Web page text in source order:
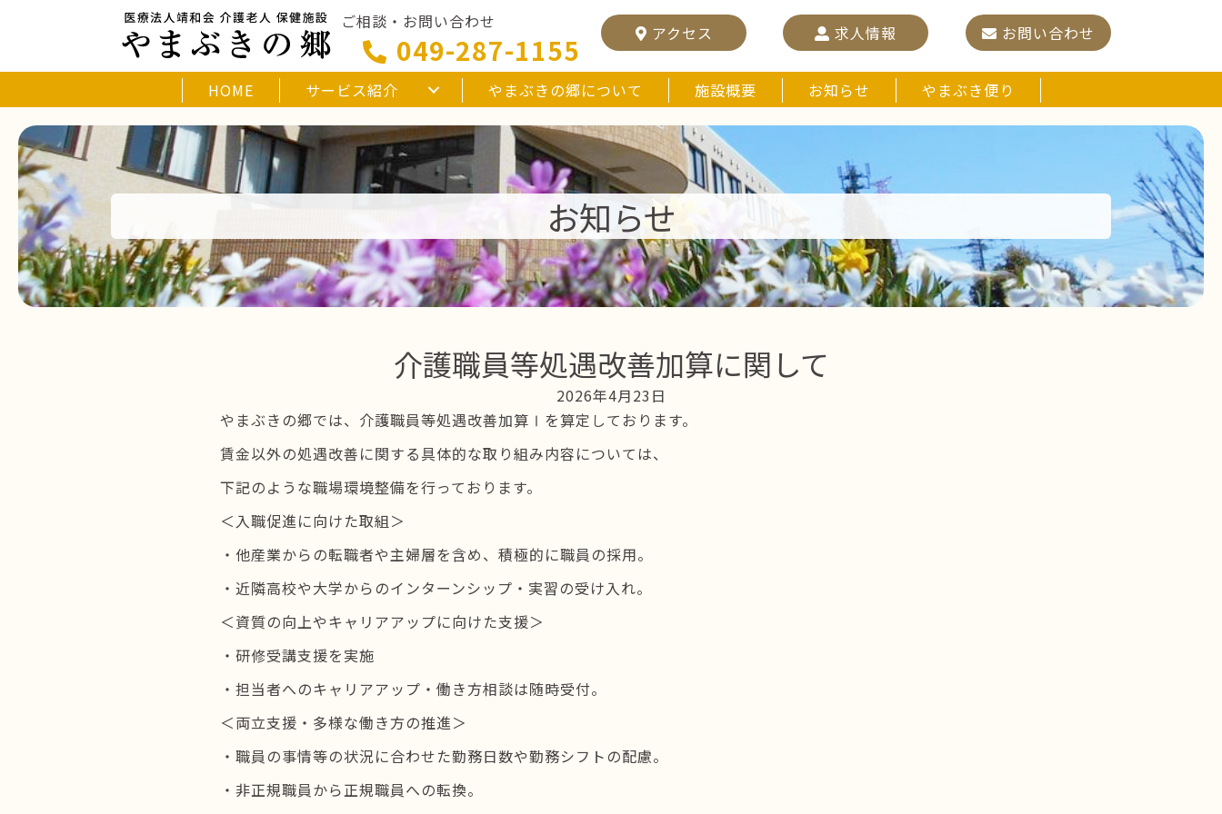
ご相談・お問い合わせ
049-287-1155 アクセス 求人情報 お問い合わせ
HOME サービス紹介 やまぶきの郷について 施設概要 お知らせ やまぶき便り
お知らせ
介護職員等処遇改善加算に関して
2026年4月23日
やまぶきの郷では、介護職員等処遇改善加算Ⅰを算定しております。
賃金以外の処遇改善に関する具体的な取り組み内容については、
下記のような職場環境整備を行っております。
＜入職促進に向けた取組＞
・他産業からの転職者や主婦層を含め、積極的に職員の採用。
・近隣高校や大学からのインターンシップ・実習の受け入れ。
＜資質の向上やキャリアアップに向けた支援＞
・研修受講支援を実施
・担当者へのキャリアアップ・働き方相談は随時受付。
＜両立支援・多様な働き方の推進＞
・職員の事情等の状況に合わせた勤務日数や勤務シフトの配慮。
・非正規職員から正規職員への転換。